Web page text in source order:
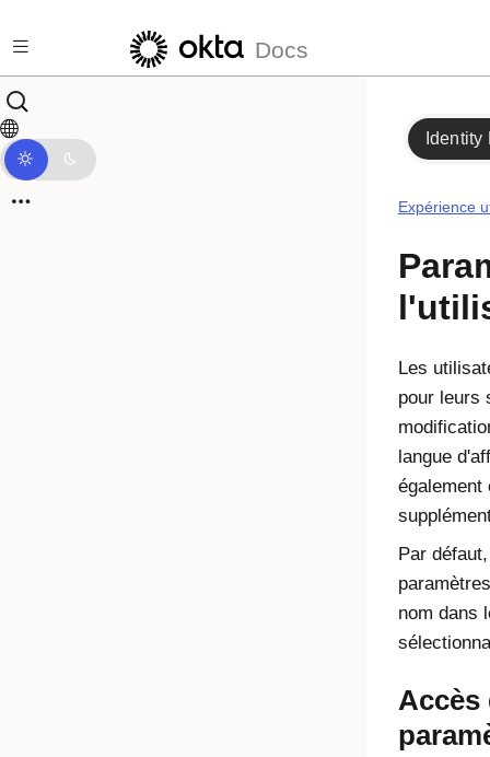
Docs
Identity
Expérience
Les
pour leurs
langue
également
Par
nom dans
Accès